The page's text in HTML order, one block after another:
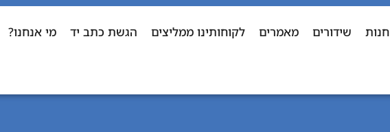
חנות שידורים מאמרים לקוחותינו ממליצים הגשת כתב יד מי אנחנו?